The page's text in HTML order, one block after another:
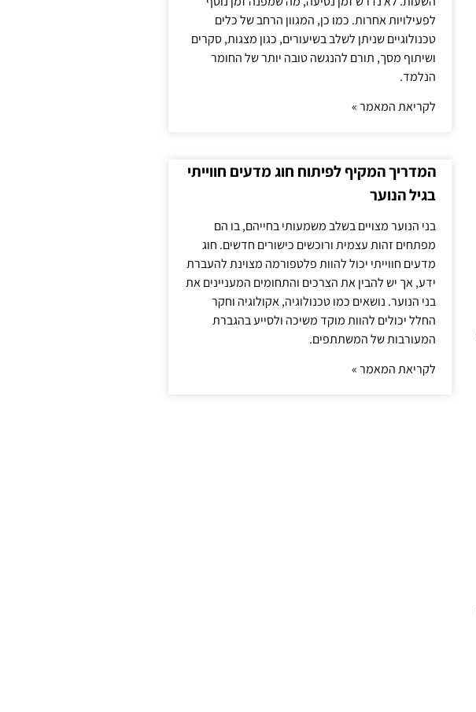
לפעילויות אחרות. כמו כן, המגוון הרחב של כלים
טכנולוגיים שניתן לשלב בשיעורים, כגון מצגות, סקרים
ושיתוף מסך, תורם להנגשה טובה יותר של החומר
הנלמד.
לקריאת המאמר »
המדריך המקיף לפיתוח חוג מדעים חווייתי
בגיל הנוער
בני הנוער מצויים בשלב משמעותי בחייהם, בו הם
מפתחים זהות עצמית ורוכשים כישורים חדשים. חוג
מדעים חווייתי יכול להוות פלטפורמה מצוינת להעברת
ידע, אך יש להבין את הצרכים והתחומים המעניינים את
בני הנוער. נושאים כמו טכנולוגיה, אקולוגיה וחקר
החלל יכולים להוות מוקד משיכה ולסייע בהגברת
המעורבות של המשתתפים.
לקריאת המאמר »